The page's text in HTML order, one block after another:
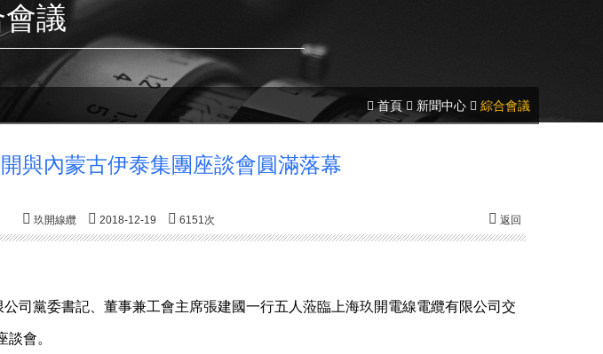
議
首頁  新聞中心  綜合會議
開與內蒙古伊泰集團座談會圓滿落幕
玖開線纜 2018-12-19 6151次 返回
公司黨委書記、董事兼工會主席張建國一行五人蒞臨上海玖開電線電纜有限公司交
會。